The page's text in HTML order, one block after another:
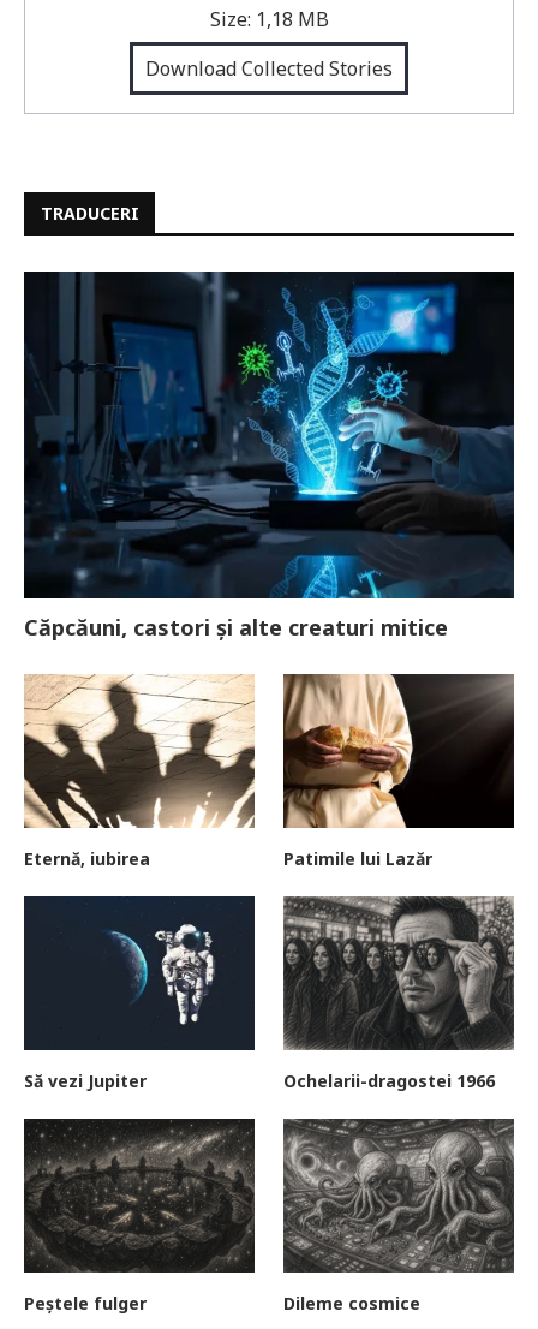
Size: 1,18 MB
Download Collected Stories
TRADUCERI
Căpcăuni, castori și alte creaturi mitice
Eternă, iubirea Patimile lui Lazăr
Să vezi Jupiter Ochelarii-dragostei 1966
Peștele fulger Dileme cosmice